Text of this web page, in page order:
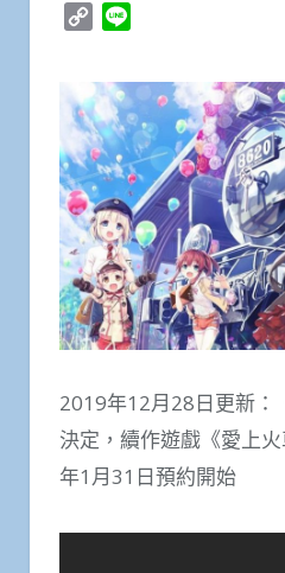
Copy
2019年12月28日更新：
決定，續作遊戲《愛上
年1月31日預約開始